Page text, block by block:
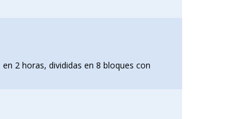
2 horas, divididas en 8 bloques con